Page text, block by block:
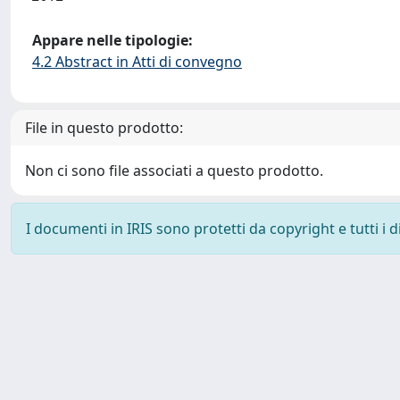
Appare nelle tipologie:
4.2 Abstract in Atti di convegno
File in questo prodotto:
Non ci sono file associati a questo prodotto.
I documenti in IRIS sono protetti da copyright e tutti i